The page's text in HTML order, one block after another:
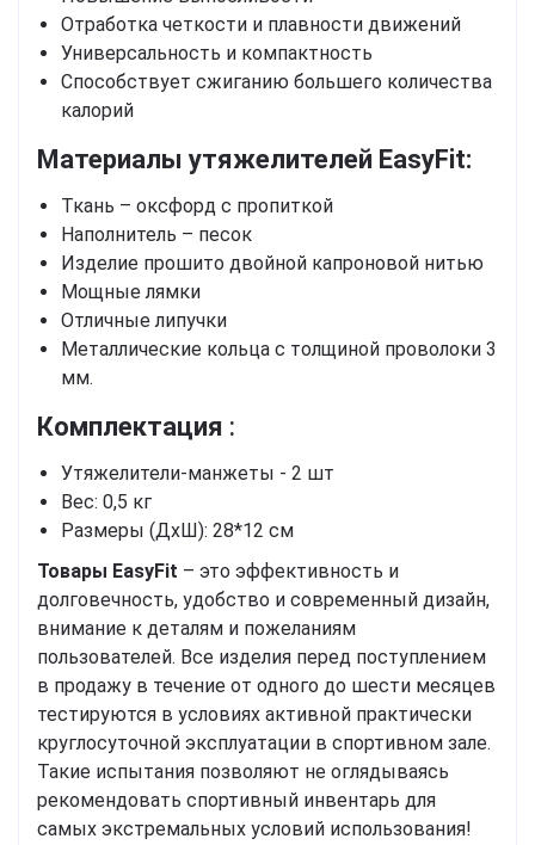
Отработка четкости и плавности движений
Универсальность и компактность
Способствует сжиганию большего количества
калорий
Материалы утяжелителей EasyFit:
Ткань – оксфорд с пропиткой
Наполнитель – песок
Изделие прошито двойной капроновой нитью
Мощные лямки
Отличные липучки
Металлические кольца с толщиной проволоки 3
мм.
Комплектация :
Утяжелители-манжеты - 2 шт
Вес: 0,5 кг
Размеры (ДхШ): 28*12 см
Товары EasyFit – это эффективность и
долговечность, удобство и современный дизайн,
внимание к деталям и пожеланиям
пользователей. Все изделия перед поступлением
в продажу в течение от одного до шести месяцев
тестируются в условиях активной практически
круглосуточной эксплуатации в спортивном зале.
Такие испытания позволяют не оглядываясь
рекомендовать спортивный инвентарь для
самых экстремальных условий использования!